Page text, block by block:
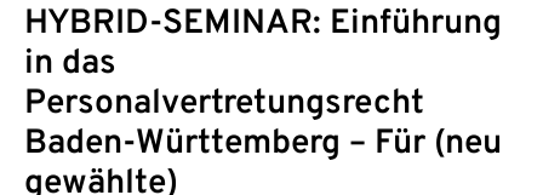
HYBRID-SEMINAR: Einführung
in das
Personalvertretungsrecht
Baden-Württemberg – Für (neu
gewählte)